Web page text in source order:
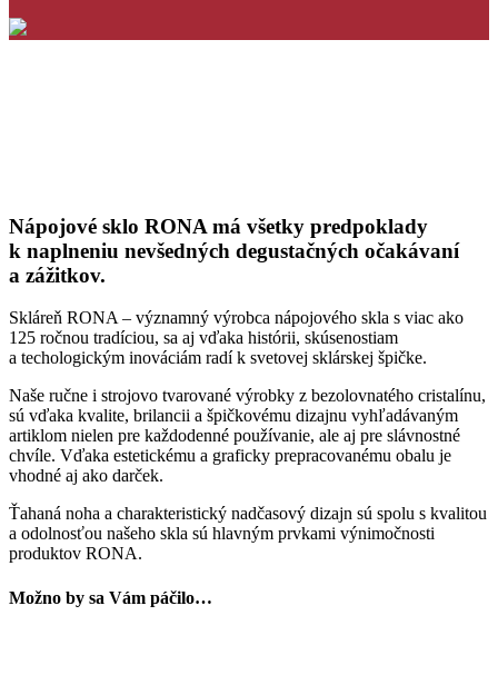
Nápojové sklo RONA má všetky predpoklady
k naplneniu nevšedných degustačných očakávaní
a zážitkov.
Skláreň RONA – významný výrobca nápojového skla s viac ako
125 ročnou tradíciou, sa aj vďaka histórii, skúsenostiam
a techologickým inováciám radí k svetovej sklárskej špičke.
Naše ručne i strojovo tvarované výrobky z bezolovnatého cristalínu,
sú vďaka kvalite, brilancii a špičkovému dizajnu vyhľadávaným
artiklom nielen pre každodenné používanie, ale aj pre slávnostné
chvíle. Vďaka estetickému a graficky prepracovanému obalu je
vhodné aj ako darček.
Ťahaná noha a charakteristický nadčasový dizajn sú spolu s kvalitou
a odolnosťou našeho skla sú hlavným prvkami výnimočnosti
produktov RONA.
Možno by sa Vám páčilo…